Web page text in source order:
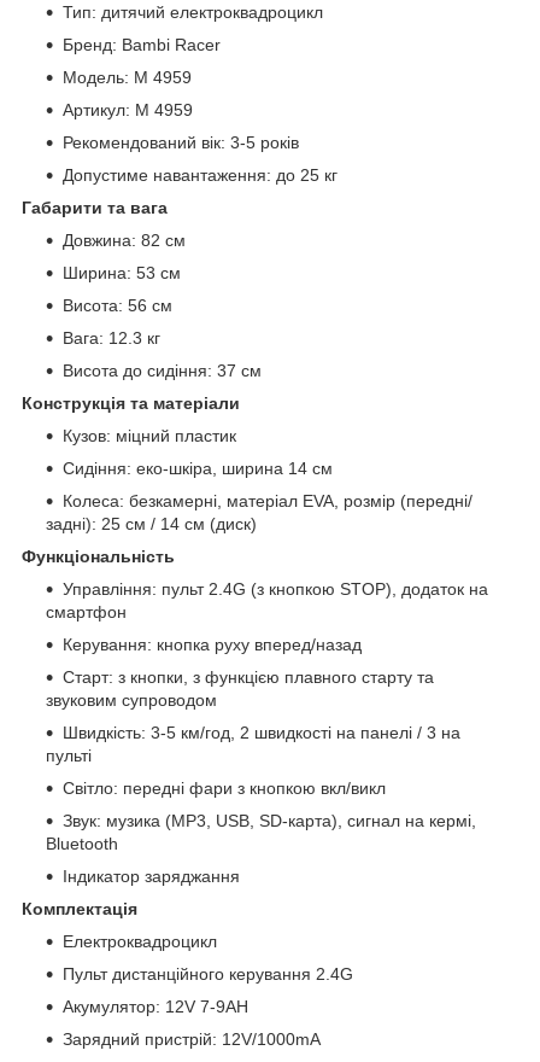
Тип: дитячий електроквадроцикл
Бренд: Bambi Racer
Модель: M 4959
Артикул: M 4959
Рекомендований вік: 3-5 років
Допустиме навантаження: до 25 кг
Габарити та вага
Довжина: 82 см
Ширина: 53 см
Висота: 56 см
Вага: 12.3 кг
Висота до сидіння: 37 см
Конструкція та матеріали
Кузов: міцний пластик
Сидіння: еко-шкіра, ширина 14 см
Колеса: безкамерні, матеріал EVA, розмір (передні/
задні): 25 см / 14 см (диск)
Функціональність
Управління: пульт 2.4G (з кнопкою STOP), додаток на
смартфон
Керування: кнопка руху вперед/назад
Старт: з кнопки, з функцією плавного старту та
звуковим супроводом
Швидкість: 3-5 км/год, 2 швидкості на панелі / 3 на
пульті
Світло: передні фари з кнопкою вкл/викл
Звук: музика (MP3, USB, SD-карта), сигнал на кермі,
Bluetooth
Індикатор заряджання
Комплектація
Електроквадроцикл
Пульт дистанційного керування 2.4G
Акумулятор: 12V 7-9AH
Зарядний пристрій: 12V/1000mA